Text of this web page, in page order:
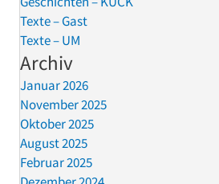
Texte – Gast
Texte – UM
Archiv
Januar 2026
November 2025
Oktober 2025
August 2025
Februar 2025